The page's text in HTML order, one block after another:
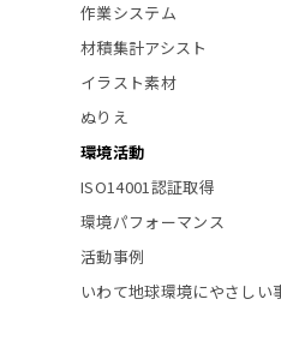
作業システム
材積集計アシスト
イラスト素材
ぬりえ
環境活動
ISO14001認証取得
環境パフォーマンス
活動事例
いわて地球環境にやさしい